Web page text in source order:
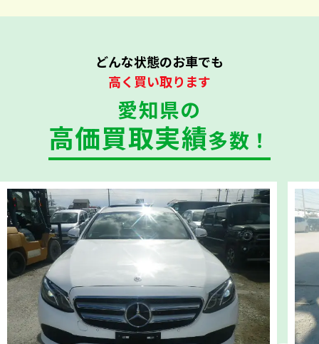
どんな状態のお車でも
高く買い取ります
愛知県の
高価買取実績多数！